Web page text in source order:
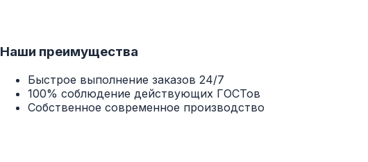
Наши преимущества
Быстрое выполнение заказов 24/7
100% соблюдение действующих ГОСТов
Собственное современное производство